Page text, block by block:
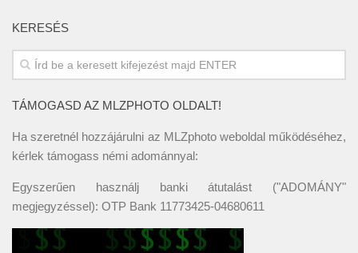
KERESÉS
TÁMOGASD AZ MLZPHOTO OLDALT!
Ha szeretnél hozzájárulni az MLZphoto weboldal működéséhez,
kérlek támogass némi adománnyal:
Egyszerűen használj banki átutalást ("ADOMÁNY"
megjegyzéssel): OTP Bank 11773425-04680611